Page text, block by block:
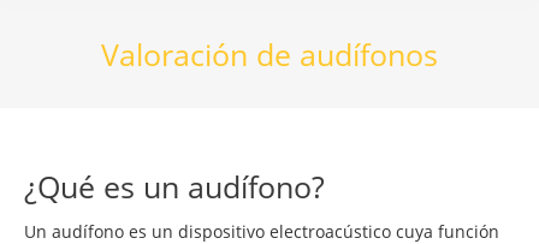
Valoración de audífonos
¿Qué es un audífono?
Un audífono es un dispositivo electroacústico cuya función